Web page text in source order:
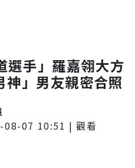
選手」羅嘉翎大方
」男友親密合照
08-07 10:51 | 觀看